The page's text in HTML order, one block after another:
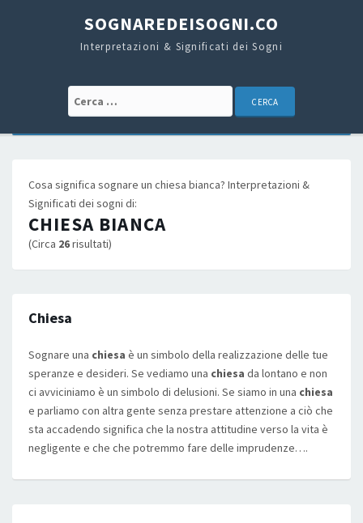
SOGNAREDEISOGNI.CO
Interpretazioni & Significati dei Sogni
Cerca:
Cosa significa sognare un chiesa bianca? Interpretazioni &
Significati dei sogni di:
CHIESA BIANCA
(Circa 26risultati)
Chiesa
Sognare una chiesa è un simbolo della realizzazione delle tue
speranze e desideri. Se vediamo una chiesa da lontano e non
ci avviciniamo è un simbolo di delusioni. Se siamo in una chiesa
e parliamo con altra gente senza prestare attenzione a ciò che
sta accadendo significa che la nostra attitudine verso la vita è
negligente e che che potremmo fare delle imprudenze….